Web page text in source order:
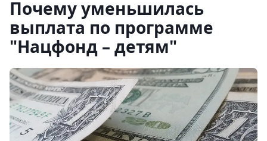
Почему уменьшилась
выплата по программе
"Нацфонд – детям"